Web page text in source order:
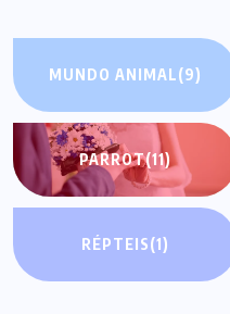
MUNDO ANIMAL(9)
PARROT(11)
RÉPTEIS(1)